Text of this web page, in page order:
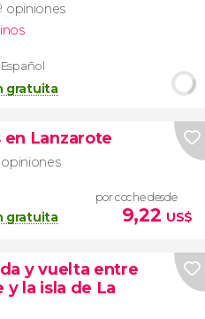
opiniones
Español
gratuita
en Lanzarote
opiniones
gratuita
por coche desde
9,22 US$
y vuelta entre
y la isla de La